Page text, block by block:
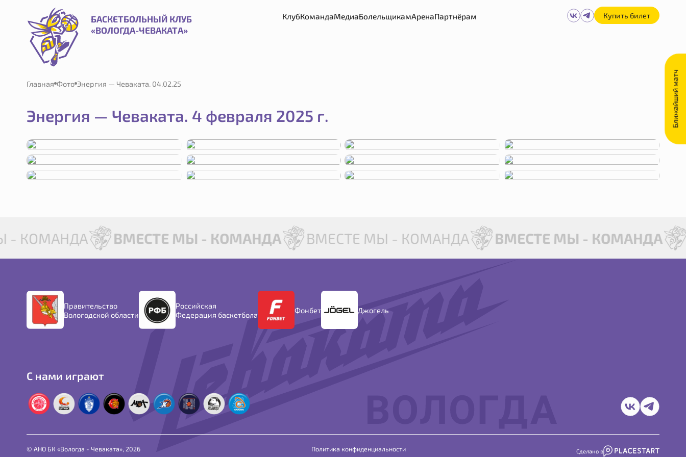
БАСКЕТБОЛЬНЫЙ КЛУБ
«ВОЛОГДА-ЧЕВАКАТА»
КлубКомандаМедиаБолельщикамАренаПартнёрам Купить билет
Главная Фото Энергия — Чеваката. 04.02.25
Энергия — Чеваката. 4 февраля 2025 г.
- КОМАНДА ВМЕСТЕ МЫ - КОМАНДА ВМЕСТЕ МЫ - КОМАНДА ВМЕСТЕ МЫ - КОМАНДА
Правительство
Вологодской области
Российская
Федерация баскетбола
Фонбет Джогель
С нами играют
© АНО БК «Вологда - Чеваката», 2026 Политика конфиденциальности Сделано в
Ближайший матч